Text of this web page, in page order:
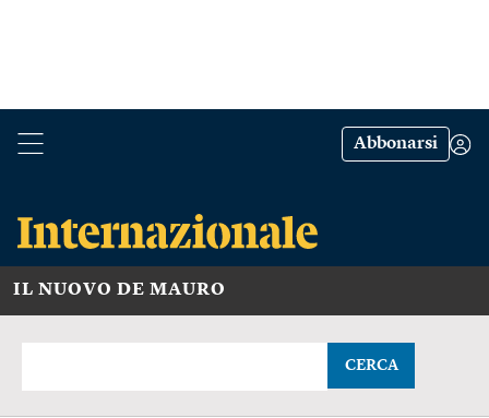
Abbonarsi
IL NUOVO DE MAURO
CERCA